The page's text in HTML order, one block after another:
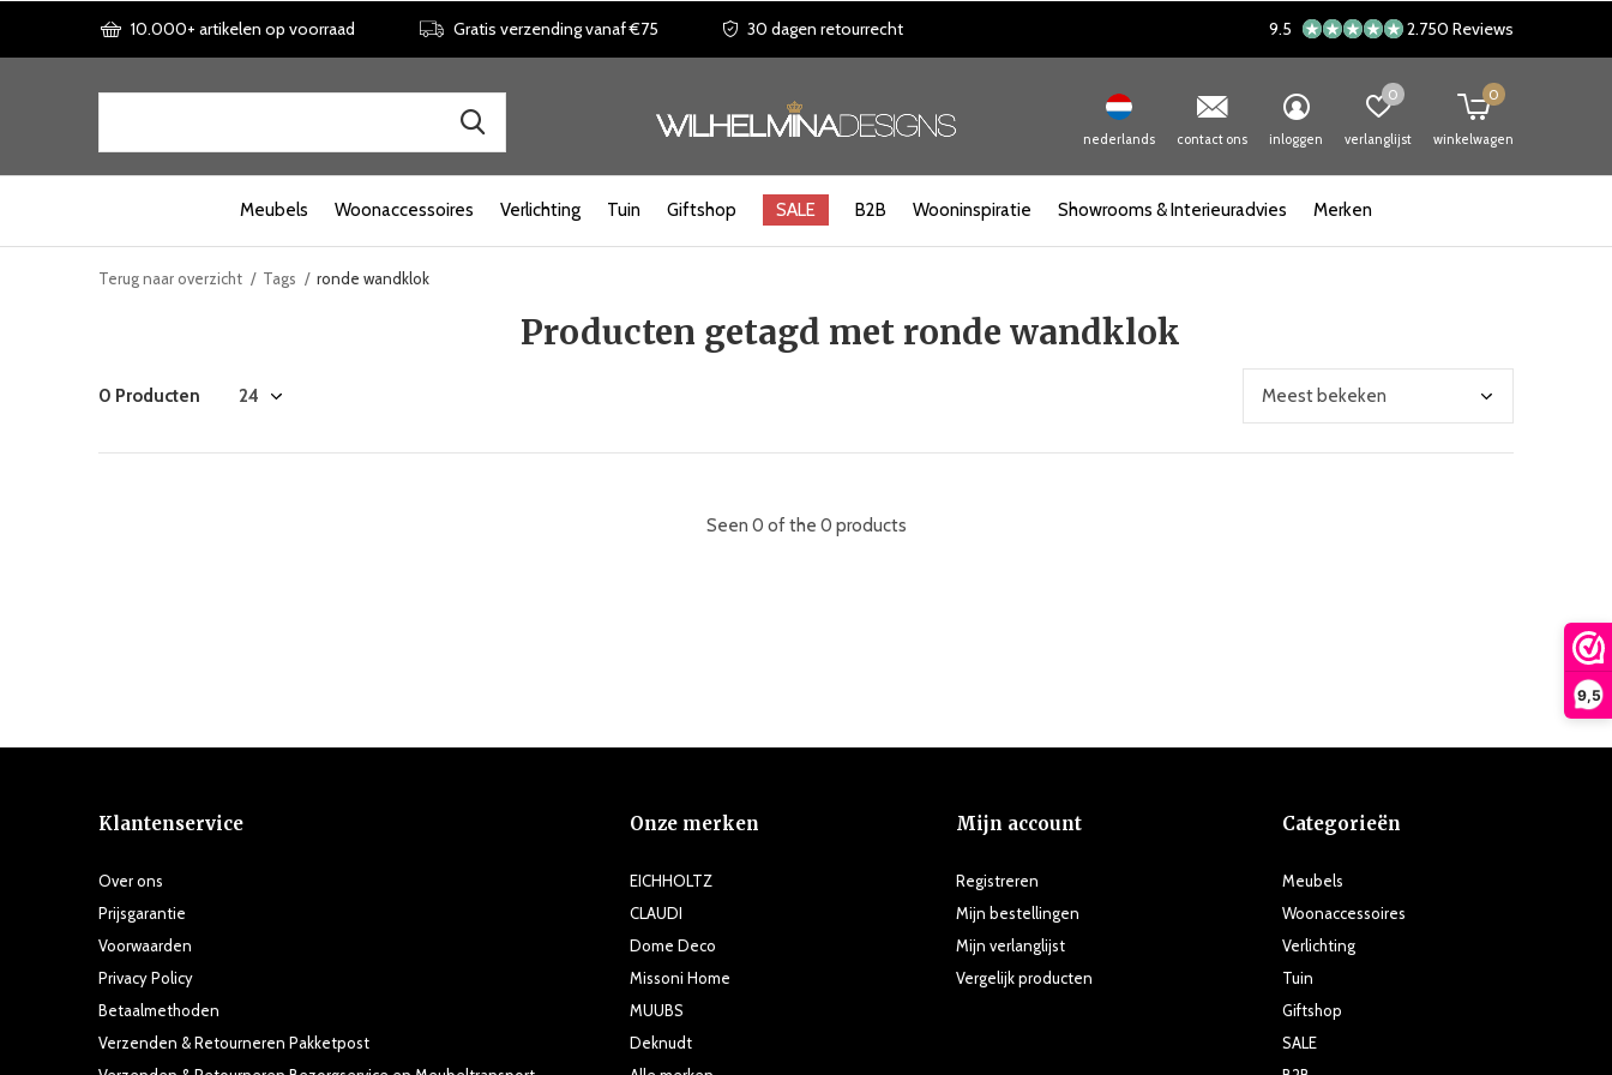
9,5
Meubels Woonaccessoires Verlichting Tuin Giftshop SALE B2B Wooninspiratie Showrooms & Interieuradvies Merken
nederlands contact ons inloggen verlanglijst
0
winkelwagen
0
10.000+ artikelen op voorraad Gratis verzending vanaf €75 30 dagen retourrecht 9.5 2.750 Reviews
Terug naar overzicht Tags ronde wandklok
Producten getagd met ronde wandklok
0 Producten
Seen 0 of the 0 products
Klantenservice
Over ons
Prijsgarantie
Voorwaarden
Privacy Policy
Betaalmethoden
Verzenden & Retourneren Pakketpost
Onze merken
EICHHOLTZ
CLAUDI
Dome Deco
Missoni Home
MUUBS
Deknudt
Mijn account
Registreren
Mijn bestellingen
Mijn verlanglijst
Vergelijk producten
Categorieën
Meubels
Woonaccessoires
Verlichting
Tuin
Giftshop
SALE